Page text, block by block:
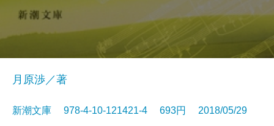
月原渉／著
新潮文庫 978-4-10-121421-4 693円 2018/05/29